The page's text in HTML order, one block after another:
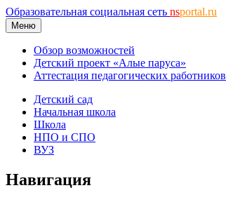
Образовательная социальная сеть nsportal.ru
Меню
Обзор возможностей
Детский проект «Алые паруса»
Аттестация педагогических работников
Детский сад
Начальная школа
Школа
НПО и СПО
ВУЗ
Навигация